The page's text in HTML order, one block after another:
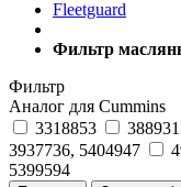
Fleetguard
Фильтр
Фильтр
Аналог для Cummins
3318853
3937736, 5404947
5399594